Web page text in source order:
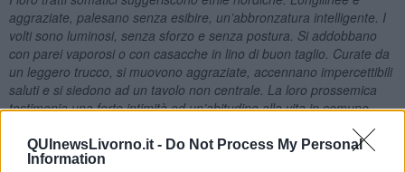
QUInewsLivorno.it - Do Not Process My Personal
Information
aggraziate, palesano senza esibire, un’abbronzatura intelligente. I
volti sono luminosi, senza sforzo e senza postura. Si addobbano
con parei vaporosi o con casacche in lino di buon taglio. Curate da
un leggero trucco, si muovono aggraziate, accennano impercettibili
saluti e si siedono ad un tavolo non centrale. La loro prossemica
testimonia una forte intimità ed un’abitudine alla vita in comune.
Una delle due appare come la femmina alfa, l’altra rimane un
passo indietro negli spostamenti. Il dialogo invece sembra
paritetico. Non hanno la spocchia delle belle donne facoltose, non